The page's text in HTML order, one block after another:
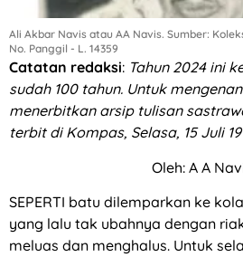
Ali Akbar Navis atau AA Navis. Sumber:
No. Panggil - L. 14359
Catatan redaksi: Tahun 2024 ini
sudah 100 tahun. Untuk
menerbitkan arsip tulisan
terbit di Kompas, Selasa, 15 Juli
Oleh: A A
SEPERTI batu dilemparkan ke
yang lalu tak ubahnya dengan
meluas dan menghalus. Untuk